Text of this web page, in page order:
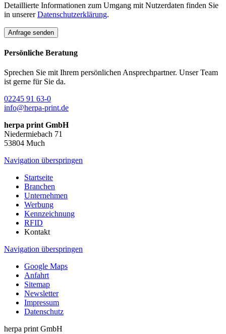
Detaillierte Informationen zum Umgang mit Nutzerdaten finden Sie
in unsererDatenschutzerklärung.
Anfrage senden
Persönliche Beratung
Sprechen Sie mit Ihrem persönlichen Ansprechpartner. Unser Team
ist gerne für Sie da.
02245 91 63-0
info@herpa-print.de
herpa print GmbH
Niedermiebach 71
53804 Much
Navigation überspringen
Startseite
Branchen
Unternehmen
Werbung
Kennzeichnung
RFID
Kontakt
Navigation überspringen
Google Maps
Anfahrt
Sitemap
Newsletter
Impressum
Datenschutz
herpa print GmbH